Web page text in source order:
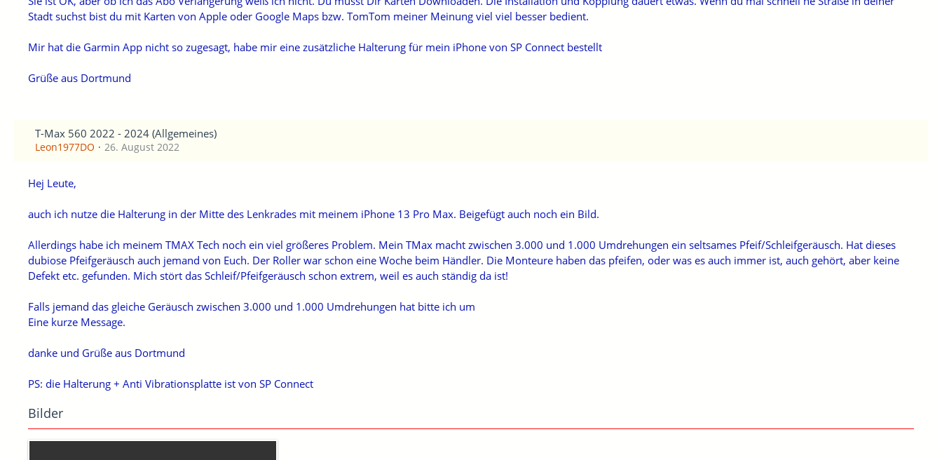
Stadt suchst bist du mit Karten von Apple oder Google Maps bzw. TomTom meiner Meinung viel viel besser bedient.
Mir hat die Garmin App nicht so zugesagt, habe mir eine zusätzliche Halterung für mein iPhone von SP Connect bestellt
Grüße aus Dortmund
T-Max 560 2022 - 2024 (Allgemeines)
Leon1977DO 26. August 2022
Hej Leute,
auch ich nutze die Halterung in der Mitte des Lenkrades mit meinem iPhone 13 Pro Max. Beigefügt auch noch ein Bild.
Allerdings habe ich meinem TMAX Tech noch ein viel größeres Problem. Mein TMax macht zwischen 3.000 und 1.000 Umdrehungen ein seltsames Pfeif/Schleifgeräusch. Hat dieses
dubiose Pfeifgeräusch auch jemand von Euch. Der Roller war schon eine Woche beim Händler. Die Monteure haben das pfeifen, oder was es auch immer ist, auch gehört, aber keine
Defekt etc. gefunden. Mich stört das Schleif/Pfeifgeräusch schon extrem, weil es auch ständig da ist!
Falls jemand das gleiche Geräusch zwischen 3.000 und 1.000 Umdrehungen hat bitte ich um
Eine kurze Message.
danke und Grüße aus Dortmund
PS: die Halterung + Anti Vibrationsplatte ist von SP Connect
Bilder